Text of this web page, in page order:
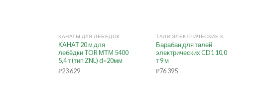
КАНАТЫ ДЛЯ ЛЕБЕДОК
КАНАТ 20 м для
лебёдки TOR МТМ 5400
5,4 т (тип ZNL) d=20мм
₽23 629
ТАЛИ ЭЛЕКТРИЧЕСКИЕ КАНАТНЫЕ
Барабан для талей
электрических CD1 10,0
т 9 м
₽76 395